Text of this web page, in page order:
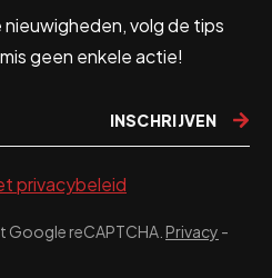
volg de tips
geen enkele actie!
INSCHRIJVEN
privacybeleid
Google reCAPTCHA. Privacy -